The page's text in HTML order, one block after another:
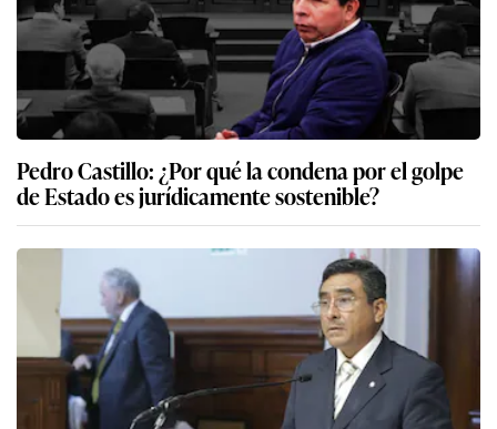
Pedro Castillo: ¿Por qué la condena por el golpe
de Estado es jurídicamente sostenible?